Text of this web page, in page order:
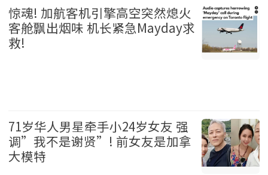
惊魂! 加航客机引擎高空突然熄火
客舱飘出烟味 机长紧急Mayday求
救!
71岁华人男星牵手小24岁女友 强
调”我不是谢贤”! 前女友是加拿
大模特